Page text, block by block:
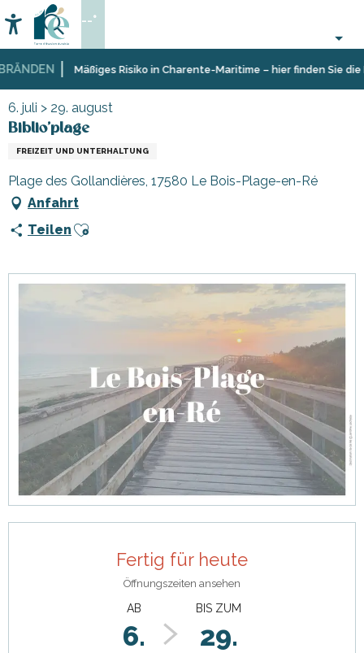
au
contenu
principal
Mäßiges Risiko in Charente-Maritime – hier finden Sie die
Accessibilité
Suche
--°
Startseite
Organisieren
Veranstaltungen,
Biblio'plage
6. juli > 29. august
Biblio'plage
FREIZEIT UND UNTERHALTUNG
Plage des Gollandières, 17580 Le Bois-Plage-en-Ré
Anfahrt
Teilen Ajouter aux favoris
Fertig für heute
Öffnungszeiten ansehen
AB
6.
BIS ZUM
29.